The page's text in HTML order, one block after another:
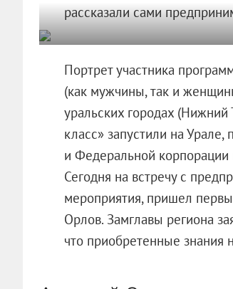
рассказали сами
Портрет участника
(как мужчины, так и
уральских городах (Нижний
класс» запустили на
и Федеральной корпорации
Сегодня на встречу с
мероприятия, пришел
Орлов. Замглавы региона
что приобретенные знания